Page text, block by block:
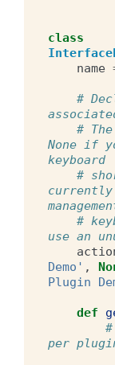
class
name
#
#
None if
keyboard
#
#
use an
Demo' ,
Plugin
def
per